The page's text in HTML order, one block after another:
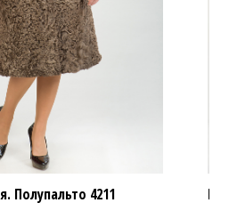
Полупальто 4211